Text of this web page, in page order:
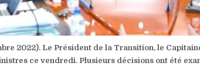
2022). Le Président de la Transition, le
ce vendredi. Plusieurs décisions ont été